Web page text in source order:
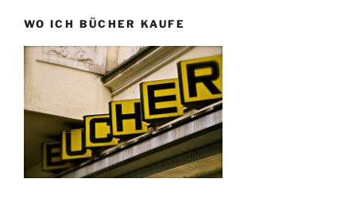
WO ICH BÜCHER KAUFE